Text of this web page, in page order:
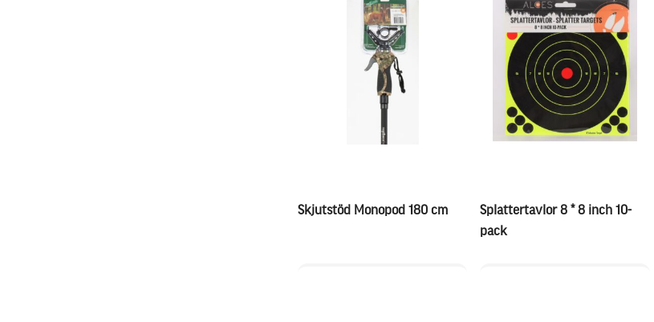
Skjutstöd Monopod 180 cm
Splattertavlor 8 * 8 inch 10-
pack